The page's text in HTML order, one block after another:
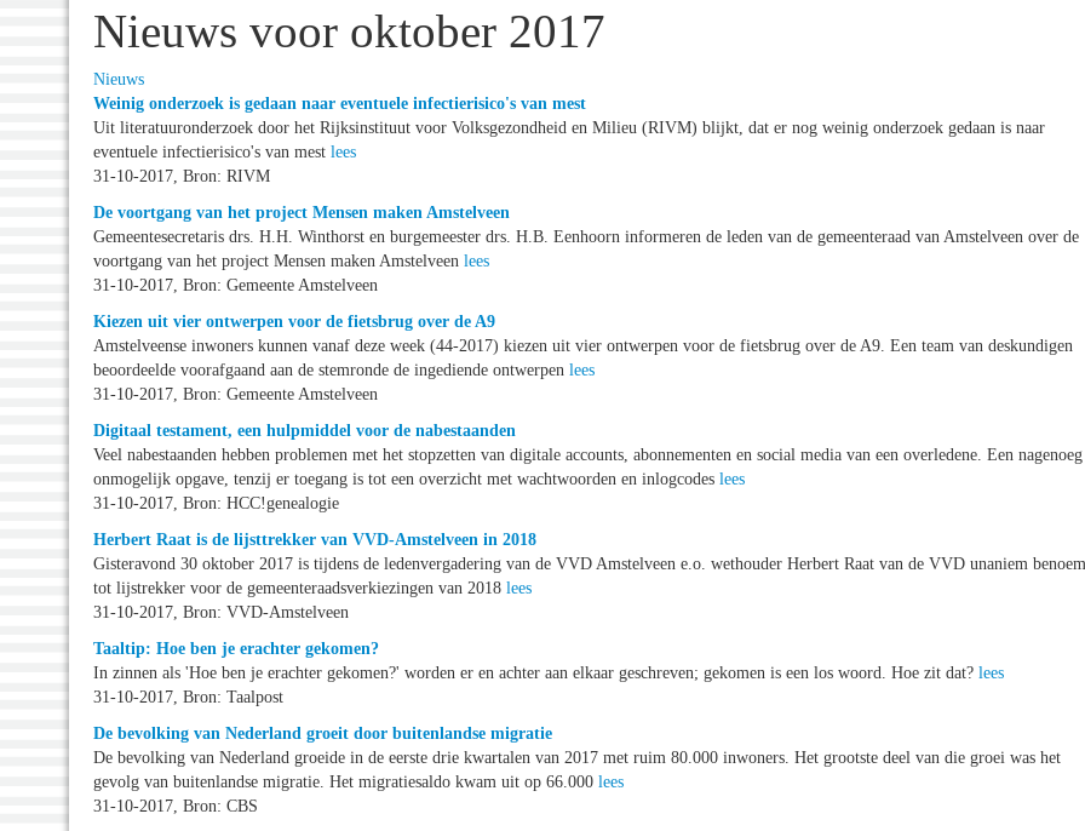
Nieuws voor oktober 2017
Nieuws
Weinig onderzoek is gedaan naar eventuele infectierisico's van mest
Uit literatuuronderzoek door het Rijksinstituut voor Volksgezondheid en Milieu (RIVM) blijkt, dat er nog weinig onderzoek gedaan is naar
eventuele infectierisico's van mest lees
31-10-2017, Bron: RIVM
De voortgang van het project Mensen maken Amstelveen
Gemeentesecretaris drs. H.H. Winthorst en burgemeester drs. H.B. Eenhoorn informeren de leden van de gemeenteraad van Amstelveen over de
voortgang van het project Mensen maken Amstelveen lees
31-10-2017, Bron: Gemeente Amstelveen
Kiezen uit vier ontwerpen voor de fietsbrug over de A9
Amstelveense inwoners kunnen vanaf deze week (44-2017) kiezen uit vier ontwerpen voor de fietsbrug over de A9. Een team van deskundigen
beoordeelde voorafgaand aan de stemronde de ingediende ontwerpen lees
31-10-2017, Bron: Gemeente Amstelveen
Digitaal testament, een hulpmiddel voor de nabestaanden
Veel nabestaanden hebben problemen met het stopzetten van digitale accounts, abonnementen en social media van een overledene. Een nagenoeg
onmogelijk opgave, tenzij er toegang is tot een overzicht met wachtwoorden en inlogcodes lees
31-10-2017, Bron: HCC!genealogie
Herbert Raat is de lijsttrekker van VVD-Amstelveen in 2018
Gisteravond 30 oktober 2017 is tijdens de ledenvergadering van de VVD Amstelveen e.o. wethouder Herbert Raat van de VVD unaniem
tot lijstrekker voor de gemeenteraadsverkiezingen van 2018 lees
31-10-2017, Bron: VVD-Amstelveen
Taaltip: Hoe ben je erachter gekomen?
In zinnen als 'Hoe ben je erachter gekomen?' worden er en achter aan elkaar geschreven; gekomen is een los woord. Hoe zit dat? lees
31-10-2017, Bron: Taalpost
De bevolking van Nederland groeit door buitenlandse migratie
De bevolking van Nederland groeide in de eerste drie kwartalen van 2017 met ruim 80.000 inwoners. Het grootste deel van die groei was het
gevolg van buitenlandse migratie. Het migratiesaldo kwam uit op 66.000 lees
31-10-2017, Bron: CBS